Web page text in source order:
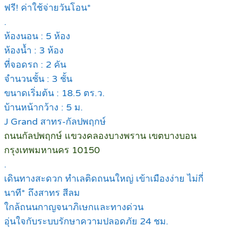
ฟรี! ค่าใช้จ่ายวันโอน*
.
ห้องนอน : 5 ห้อง
ห้องน้ำ : 3 ห้อง
ที่จอดรถ : 2 คัน
จำนวนชั้น : 3 ชั้น
ขนาดเริ่มต้น : 18.5 ตร.ว.
บ้านหน้ากว้าง : 5 ม.
J Grand สาทร-กัลปพฤกษ์
ถนนกัลปพฤกษ์ แขวงคลองบางพราน เขตบางบอน
กรุงเทพมหานคร 10150
.
เดินทางสะดวก ทำเลติดถนนใหญ่ เข้าเมืองง่าย ไม่กี่
นาที* ถึงสาทร สีลม
ใกล้ถนนกาญจนาภิเษกและทางด่วน
อุ่นใจกับระบบรักษาความปลอดภัย 24 ชม.